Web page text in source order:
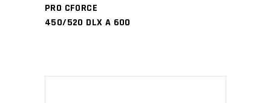
PRO CFORCE
450/520 DLX A 600